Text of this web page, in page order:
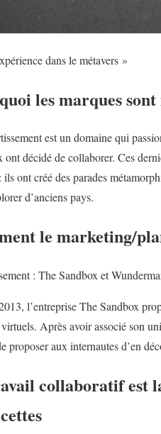
dans le métavers »
les marques
est un domaine qui
ont décidé de collaborer. Ces
ils ont créé des parades
d’anciens pays.
le marketing/
: The Sandbox et
l’entreprise The Sandbox
Après avoir associé son
proposer aux internautes d’en
collaboratif est